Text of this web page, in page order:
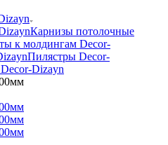
Карнизы потолочные
к молдингам Decor-
Пилястры Decor-
Dizayn